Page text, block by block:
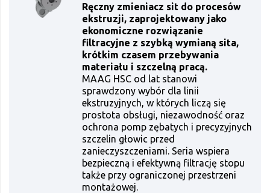
Ręczny zmieniacz sit do procesów
ekstruzji, zaprojektowany jako
ekonomiczne rozwiązanie
filtracyjne z szybką wymianą sita,
krótkim czasem przebywania
materiału i szczelną pracą.
MAAG HSC od lat stanowi
sprawdzony wybór dla linii
ekstruzyjnych, w których liczą się
prostota obsługi, niezawodność oraz
ochrona pomp zębatych i precyzyjnych
szczelin głowic przed
zanieczyszczeniami. Seria wspiera
bezpieczną i efektywną filtrację stopu
także przy ograniczonej przestrzeni
montażowej.